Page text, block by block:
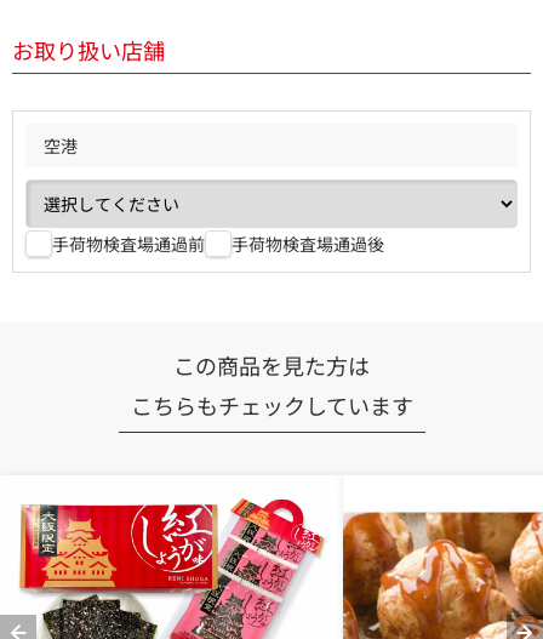
お取り扱い店舗
空港
手荷物検査場通過前 手荷物検査場通過後
この商品を見た方は
こちらもチェックしています